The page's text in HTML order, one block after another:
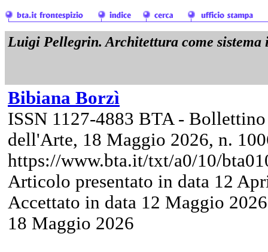
Luigi Pellegrin. Architettura come sistema
Bibiana Borzì
ISSN 1127-4883 BTA -
dell'Arte, 18 Maggio 2026, n.
https://www.bta.it/txt/a0/10/
Articolo presentato in data 12
Accettato in data 12 Maggio
18 Maggio 2026